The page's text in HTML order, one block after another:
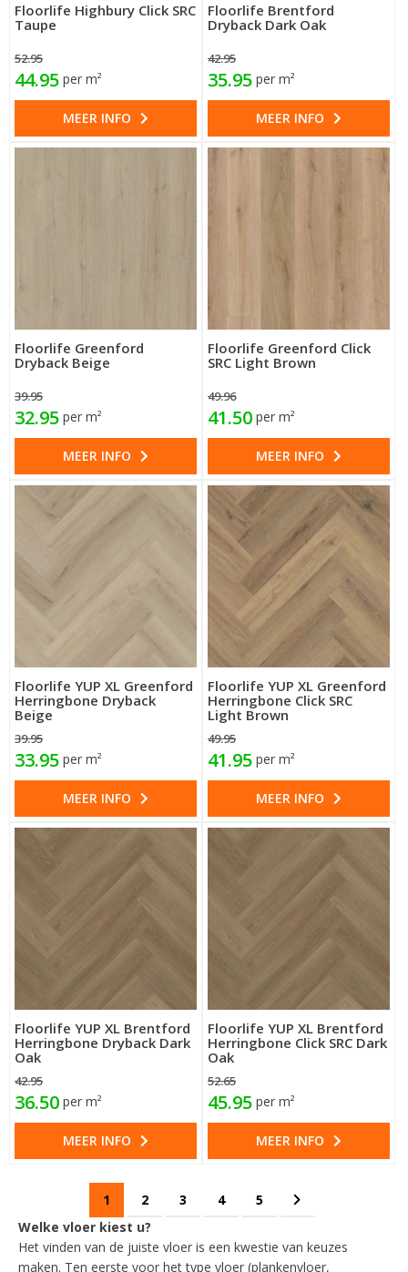
Floorlife Highbury Click SRC
Taupe
52.95
44.95 per m²
MEER INFO
Floorlife Brentford
Dryback Dark Oak
42.95
35.95 per m²
MEER INFO
Floorlife Greenford
Dryback Beige
39.95
32.95 per m²
MEER INFO
Floorlife Greenford Click
SRC Light Brown
49.96
41.50 per m²
MEER INFO
Floorlife YUP XL Greenford
Herringbone Dryback
Beige
39.95
33.95 per m²
MEER INFO
Floorlife YUP XL Greenford
Herringbone Click SRC
Light Brown
49.95
41.95 per m²
MEER INFO
Floorlife YUP XL Brentford
Herringbone Dryback Dark
Oak
42.95
36.50 per m²
MEER INFO
Floorlife YUP XL Brentford
Herringbone Click SRC Dark
Oak
52.65
45.95 per m²
MEER INFO
U lees momenteel pagina
1 Pagina
2 Pagina
3 Pagina
4 Pagina
5 Pagina
Volgende
Welke vloer kiest u?
Het vinden van de juiste vloer is een kwestie van keuzes
maken. Ten eerste voor het type vloer (plankenvloer,